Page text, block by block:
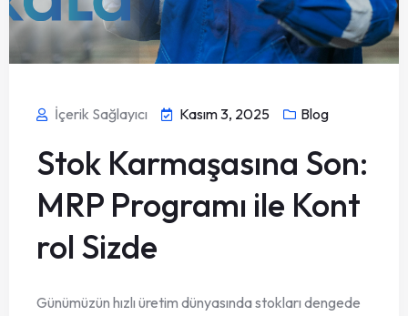
İçerik Sağlayıcı Kasım 3, 2025 Blog
Stok Karmaşasına Son:
MRP Programı ile Kont
rol Sizde
Günümüzün hızlı üretim dünyasında stokları dengede